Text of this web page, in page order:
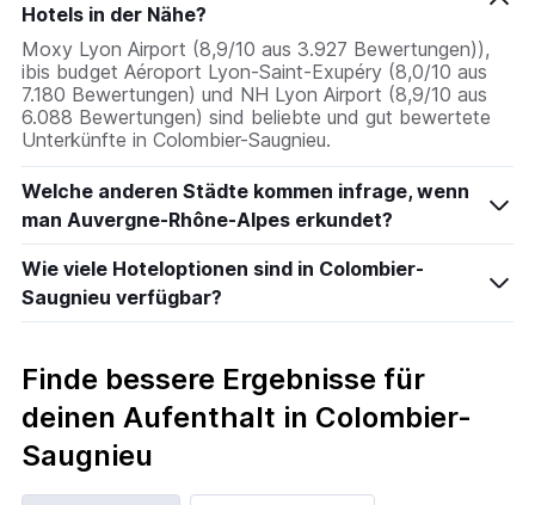
Hotels in der Nähe?
Moxy Lyon Airport (8,9/10 aus 3.927 Bewertungen)),
ibis budget Aéroport Lyon-Saint-Exupéry (8,0/10 aus
7.180 Bewertungen) und NH Lyon Airport (8,9/10 aus
6.088 Bewertungen) sind beliebte und gut bewertete
Unterkünfte in Colombier-Saugnieu.
Welche anderen Städte kommen infrage, wenn
man Auvergne-Rhône-Alpes erkundet?
Wie viele Hoteloptionen sind in Colombier-
Saugnieu verfügbar?
Finde bessere Ergebnisse für
deinen Aufenthalt in Colombier-
Saugnieu